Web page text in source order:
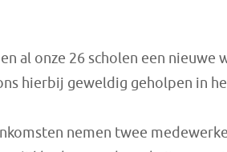
al onze 26 scholen een nieuwe
hierbij geweldig geholpen in
nemen twee